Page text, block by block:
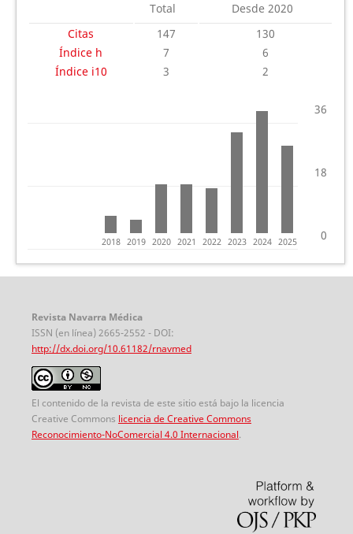
Total
Desde 2020
Citas
147
130
Índice h
7
6
Índice i10
3 2
0
36
18
2018 2019 2020 2021 2022 2023 2024 2025
Revista Navarra Médica
ISSN (en línea) 2665-2552 - DOI:
http://dx.doi.org/10.61182/rnavmed
El contenido de la revista de este sitio está bajo la licencia
Creative Commons licencia de Creative Commons
Reconocimiento-NoComercial 4.0 Internacional.